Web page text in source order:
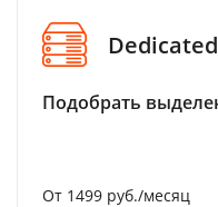
Dedicated
Подобрать
От 1499 руб./месяц